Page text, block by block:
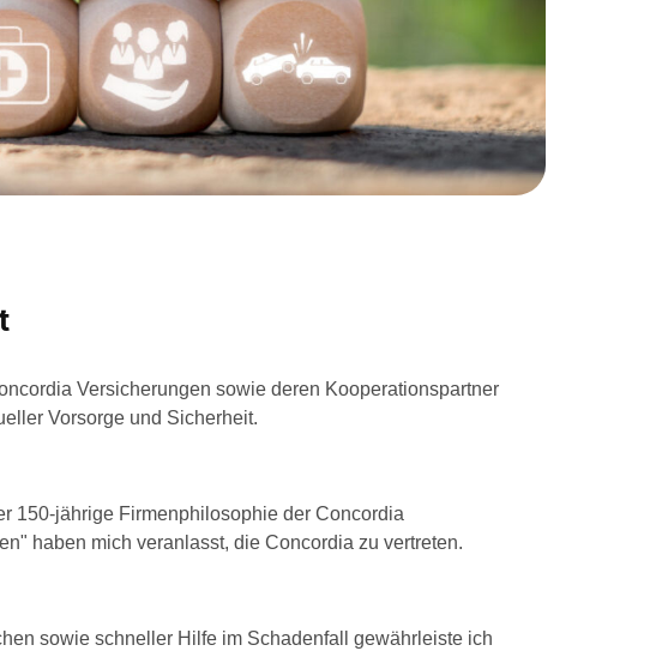
Versicherungen sowie deren Kooperationspartner
Vorsorge und Sicherheit.
150-jährige Firmenphilosophie der Concordia
haben mich veranlasst, die Concordia zu vertreten.
sowie schneller Hilfe im Schadenfall gewährleiste ich